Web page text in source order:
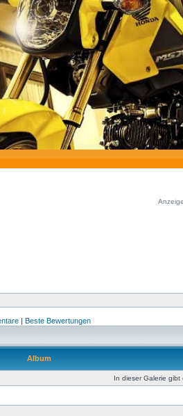
Anzeige
| Beste Bewertungen
Album
In dieser Galerie gibt